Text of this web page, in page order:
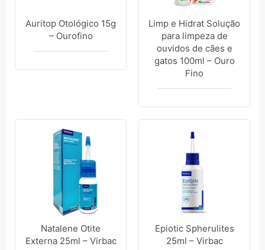
Auritop Otológico 15g
– Ourofino
Limp e Hidrat Solução
para limpeza de
ouvidos de cães e
gatos 100ml – Ouro
Fino
Natalene Otite
Externa 25ml – Virbac
Epiotic Spherulites
25ml – Virbac